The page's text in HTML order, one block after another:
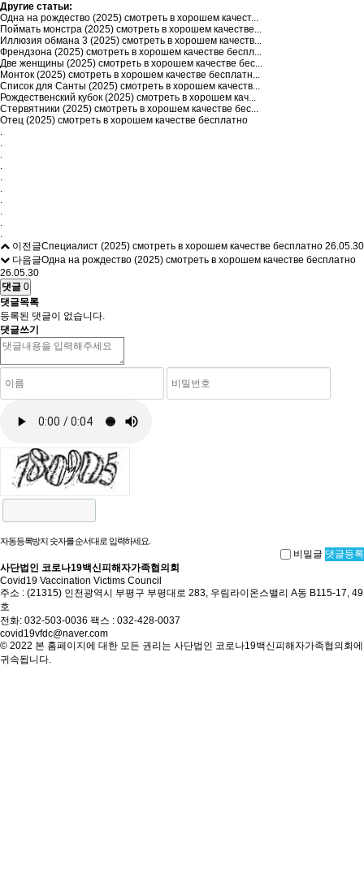
Другие статьи:
Одна на рождество (2025) смотреть в хорошем качест...
Поймать монстра (2025) смотреть в хорошем качестве...
Иллюзия обмана 3 (2025) смотреть в хорошем качеств...
Френдзона (2025) смотреть в хорошем качестве беспл...
Две женщины (2025) смотреть в хорошем качестве бес...
Монток (2025) смотреть в хорошем качестве бесплатн...
Список для Санты (2025) смотреть в хорошем качеств...
Рождественский кубок (2025) смотреть в хорошем кач...
Стервятники (2025) смотреть в хорошем качестве бес...
Отец (2025) смотреть в хорошем качестве бесплатно
.
.
.
.
.
.
.
.
.
.
이전글Специалист (2025) смотреть в хорошем качестве бесплатно 26.05.30
다음글Одна на рождество (2025) смотреть в хорошем качестве бесплатно
26.05.30
댓글 0
댓글목록
등록된 댓글이 없습니다.
댓글쓰기
자동등록방지 숫자를 순서대로 입력하세요.
비밀글 댓글등록
사단법인 코로나19백신피해자가족협의회
Covid19 Vaccination Victims Council
주소 : (21315) 인천광역시 부평구 부평대로 283, 우림라이온스밸리 A동 B115-17, 49
호
전화: 032-503-0036 팩스 : 032-428-0037
covid19vfdc@naver.com
© 2022 본 홈페이지에 대한 모든 권리는 사단법인 코로나19백신피해자가족협의회에
귀속됩니다.